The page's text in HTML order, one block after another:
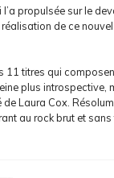
propulsée sur le
de ce
11 titres qui
plus introspective,
Laura Cox.
au rock brut et